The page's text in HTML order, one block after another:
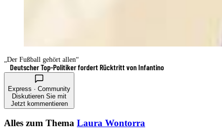
„Der Fußball gehört allen“
Deutscher Top-Politiker fordert Rücktritt von Infantino
Express · Community
Diskutieren Sie mit
Jetzt kommentieren
Alles zum Thema Laura Wontorra